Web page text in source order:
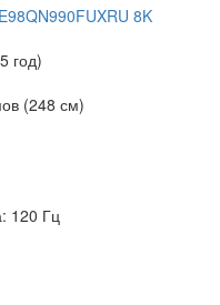
8K
год)
(248 см)
120 Гц